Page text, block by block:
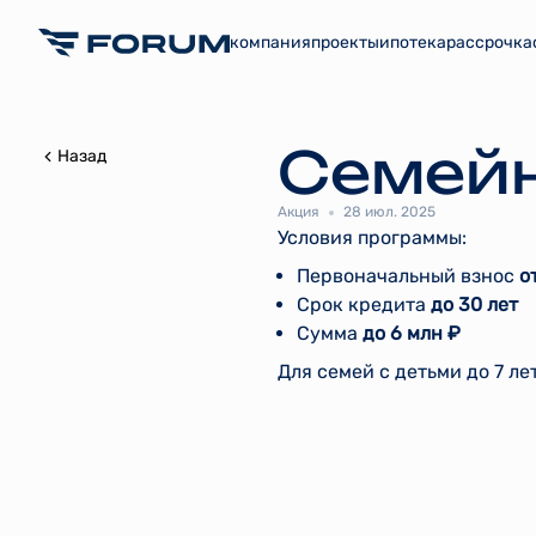
компанияпроектыипотекарассрочка
Назад
Акция 28 июл. 2025
Условия программы:
Первоначальный взнос
Срок кредита до 30 лет
Сумма до 6 млн ₽
Для семей с детьми до 7